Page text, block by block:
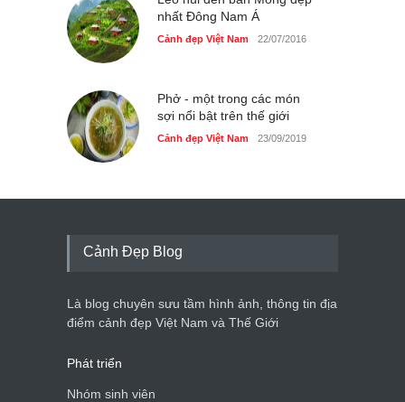
nhất Đông Nam Á
Cảnh đẹp Việt Nam 22/07/2016
Phở - một trong các món
sợi nổi bật trên thế giới
Cảnh đẹp Việt Nam 23/09/2019
Cảnh Đẹp Blog
Là blog chuyên sưu tầm hình ảnh, thông tin địa
điểm cảnh đẹp Việt Nam và Thế Giới
Phát triển
Nhóm sinh viên